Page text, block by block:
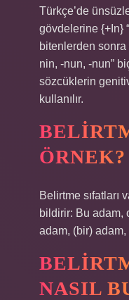
Türkçe’de
gövdelerine {+In}
bitenlerden sonra
nin, -nun, -nun”
sözcüklerin
kullanılır.
ÖRNEK?
Belirtme sıfatları
bildirir: Bu adam,
adam, (bir)
NASIL